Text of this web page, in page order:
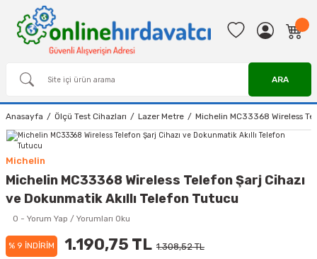
ARA
Anasayfa Ölçü Test Cihazları Lazer Metre Michelin MC33368 Wireless
Michelin
Michelin MC33368 Wireless Telefon Şarj Cihazı
ve Dokunmatik Akıllı Telefon Tutucu
0 - Yorum Yap / Yorumları Oku
% 9 İNDİRİM 1.190,75 TL 1.308,52 TL